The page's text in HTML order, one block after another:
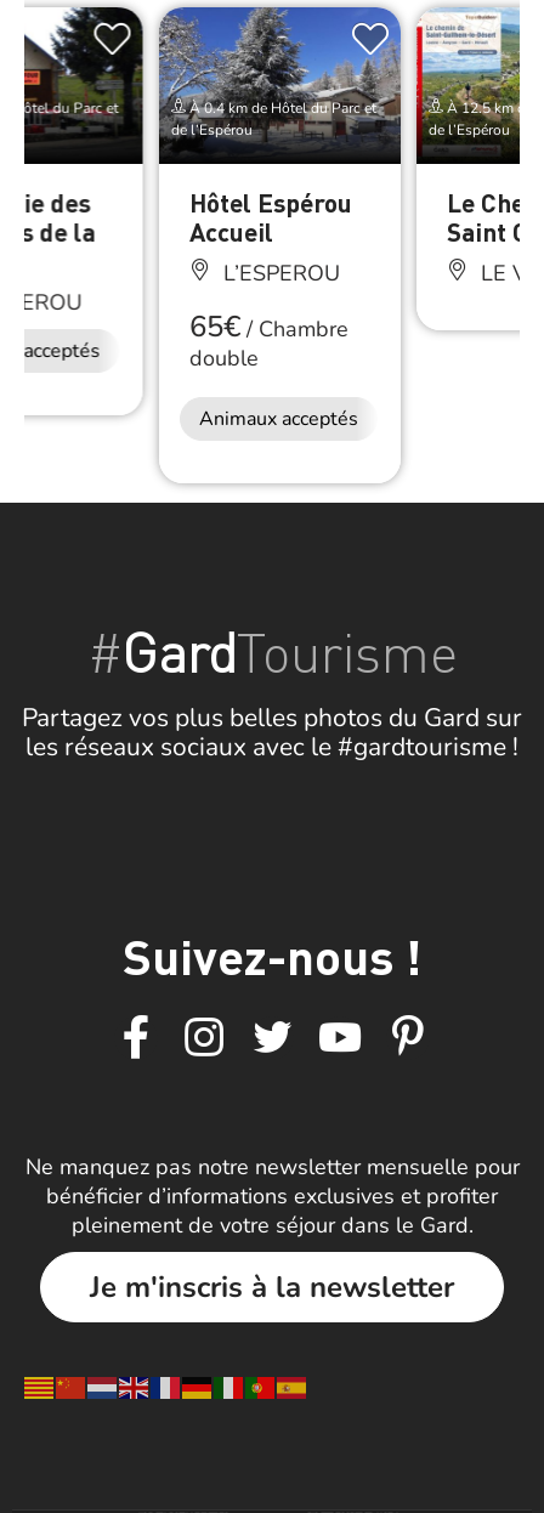
Hôtel du Parc et
des
de la
acceptés Restauration
À 0.4 km de Hôtel du Parc et
de l’Espérou
Hôtel Espérou
Accueil
L’ESPEROU
65€/Chambre
double
Animaux acceptés
À 12.5 km de
de l’Espérou
Le
Saint
LE
#GardTourisme
Partagez vos plus belles photos du Gard sur
les réseaux sociaux avec le #gardtourisme !
Suivez-nous !
Ne manquez pas notre newsletter mensuelle pour
bénéficier d’informations exclusives et profiter
pleinement de votre séjour dans le Gard.
Je m'inscris à la newsletter